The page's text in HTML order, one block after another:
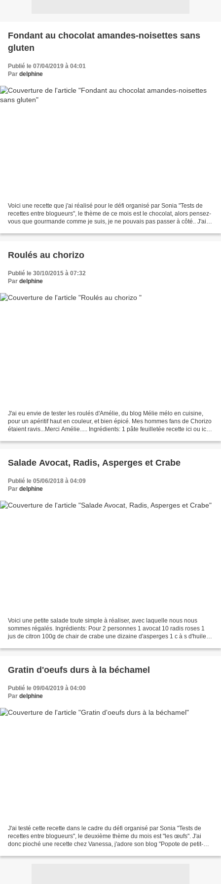
Fondant au chocolat amandes-noisettes sans
gluten
Publié le 07/04/2019 à 04:01
Par delphine
Voici une recette que j'ai réalisé pour le défi organisé par Sonia "Tests de
recettes entre blogueurs", le thème de ce mois est le chocolat, alors pensez-
vous que gourmande comme je suis, je ne pouvais pas passer à côté.. J'ai
Roulés au chorizo
Publié le 30/10/2015 à 07:32
Par delphine
J'ai eu envie de tester les roulés d'Amélie, du blog Mélie mélo en cuisine,
pour un apéritif haut en couleur, et bien épicé. Mes hommes fans de Chorizo
étaient ravis...Merci Amélie..... Ingrédients: 1 pâte feuilletée recette ici ou ici
Salade Avocat, Radis, Asperges et Crabe
Publié le 05/06/2018 à 04:09
Par delphine
Voici une petite salade toute simple à réaliser, avec laquelle nous nous
sommes régalés. Ingrédients: Pour 2 personnes 1 avocat 10 radis roses 1
jus de citron 100g de chair de crabe une dizaine d'asperges 1 c à s d'huile
Gratin d'oeufs durs à la béchamel
Publié le 09/04/2019 à 04:00
Par delphine
J'ai testé cette recette dans le cadre du défi organisé par Sonia "Tests de
recettes entre blogueurs", le deuxième thème du mois est "les œufs". J'ai
donc pioché une recette chez Vanessa, j'adore son blog "Popote de petit-